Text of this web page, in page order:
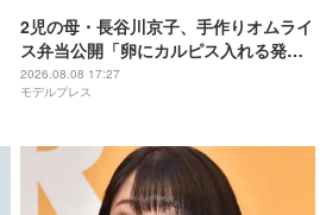
2児の母・長谷川京子、手作りオムライ
ス弁当公開「卵にカルピス入れる発想
がすごい」「彩り綺麗」と反響
2026.08.08 17:27
モデルプレス